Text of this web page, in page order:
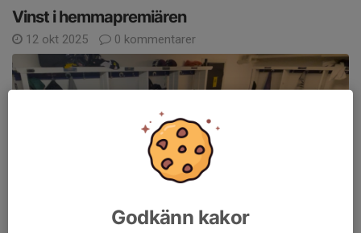
Vinst i hemmapremiären
12 okt 2025 0 kommentarer
Godkänn kakor